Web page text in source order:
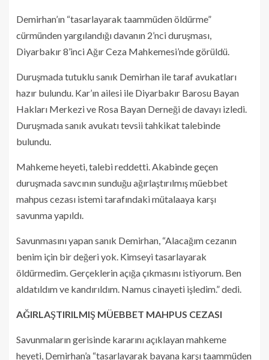
Demirhan’ın “tasarlayarak taammüden öldürme”
cürmünden yargılandığı davanın 2’nci duruşması,
Diyarbakır 8’inci Ağır Ceza Mahkemesi’nde görüldü.
Duruşmada tutuklu sanık Demirhan ile taraf avukatları
hazır bulundu. Kar’ın ailesi ile Diyarbakır Barosu Bayan
Hakları Merkezi ve Rosa Bayan Derneği de davayı izledi.
Duruşmada sanık avukatı tevsii tahkikat talebinde
bulundu.
Mahkeme heyeti, talebi reddetti. Akabinde geçen
duruşmada savcının sunduğu ağırlaştırılmış müebbet
mahpus cezası istemi tarafındaki mütalaaya karşı
savunma yapıldı.
Savunmasını yapan sanık Demirhan, “Alacağım cezanın
benim için bir değeri yok. Kimseyi tasarlayarak
öldürmedim. Gerçeklerin açığa çıkmasını istiyorum. Ben
aldatıldım ve kandırıldım. Namus cinayeti işledim.” dedi.
AĞIRLAŞTIRILMIŞ MÜEBBET MAHPUS CEZASI
Savunmaların gerisinde kararını açıklayan mahkeme
heyeti, Demirhan’a “tasarlayarak bayana karşı taammüden